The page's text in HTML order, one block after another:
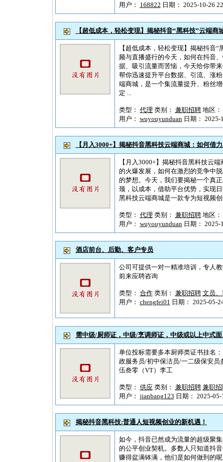
用户： 168822 日期： 2025-10-26
【超低成本，轻松变现】揭秘抖音“黑科技”云端
【超低成本，轻松变现】揭秘抖音
频与直播盛行的今天，如何在抖音
据、吸引流量而苦恼，今天给你带
帮你迅速提升平台数据、引流、涨
端商城，是一个集流量提升、粉丝
定 ...
类型： 代理 类别： 兼职招聘地区：
用户： wuyouyunduan日期： 2025-
【月入3000+】揭秘抖音黑科技云端商城：如何借
【月入3000+】揭秘抖音黑科技云
的火爆发展，如何在激烈的竞争中
的梦想。今天，我们要揭秘一个真
颈，以成本，借助平台优势，实现
黑科技云端商城是一款专为短视频
类型： 代理 类别： 兼职招聘地区：
用户： wuyouyunduan日期： 2025-
酒店前台、后勤、客户专员
公司可提供一对一精准培训，专人
前来应聘咨询
类型： 合作类别： 兼职招聘 文员
用户： chengfei01 日期： 2025-05-
需中级/厨师证，中级/烹调师证，中级或以上中式
单位投标需要多本厨师类证书挂名
政服务员/初中保洁员/一二级保安
伍叁零（VT）李工
类型： 供应类别： 兼职招聘 兼职招
用户： jianbang123 日期： 2025-
揭秘抖音黑科技:普通人短视频创业的新机遇！
如今，抖音已然成为流量的超级聚
的公平创业契机。多数人只知道抖
赚得盆满钵满，他们是如何做到的